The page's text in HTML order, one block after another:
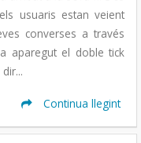
usuaris estan veient
converses a través
aparegut el doble tick
Continua llegint